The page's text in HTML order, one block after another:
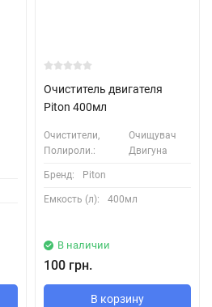
Очиститель двигателя
Piton 400мл
Очистители,
Полироли.:
Очищувач
Двигуна
Бренд: Piton
Емкость (л): 400мл
В наличии
100 грн.
В корзину